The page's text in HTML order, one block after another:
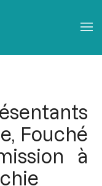
Fouché
à